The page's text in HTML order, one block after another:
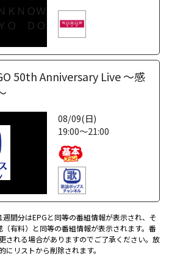
50th Anniversary Live ～感
08/09(日)
19:00～21:00
間分はEPGと同等の番組情報が表示され、そ
有料）と同等の番組情報が表示されます。番
される場合がありますのでご了承ください。放
リストから削除されます。